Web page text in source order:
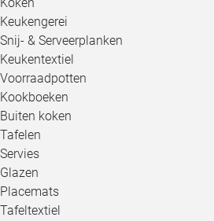
Keukengerei
Snij- & Serveerplanken
Keukentextiel
Voorraadpotten
Kookboeken
Buiten koken
Tafelen
Servies
Glazen
Placemats
Tafeltextiel